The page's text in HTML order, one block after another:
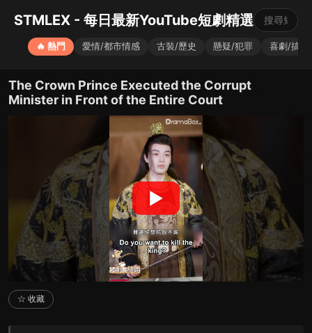
STMLEX - 每日最新YouTube短劇精選
🔥 熱門 愛情/都市情感 古裝/歷史 懸疑/犯罪 喜劇/搞笑
The Crown Prince Executed the Corrupt
Minister in Front of the Entire Court
▶
☆ 收藏